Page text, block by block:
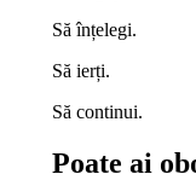
Să înțelegi.
Să ierți.
Să continui.
Poate ai